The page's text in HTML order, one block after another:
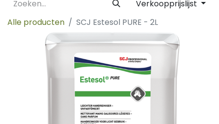
Verkoopprijslijst
Alle producten
SCJ Estesol PURE - 2L